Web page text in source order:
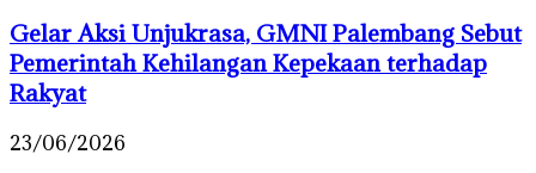
Gelar Aksi Unjukrasa, GMNI Palembang Sebut
Pemerintah Kehilangan Kepekaan terhadap
Rakyat
23/06/2026